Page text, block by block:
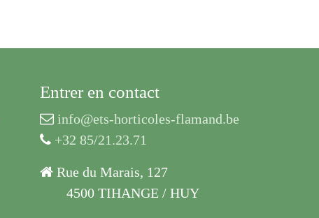
Entrer en contact
info@ets-horticoles-flamand.be
+32 85/21.23.71
Rue du Marais, 127
​4500 TIHANGE / HUY